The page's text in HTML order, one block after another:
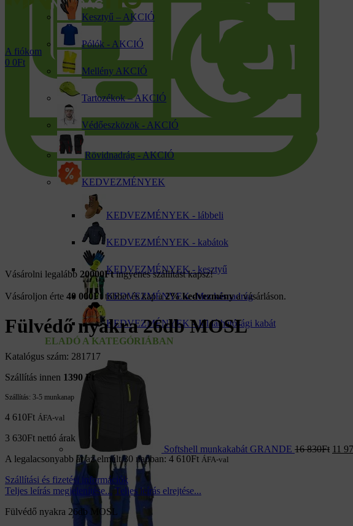
A fiókom
0 0Ft
Kesztyű – AKCIÓ
Pólók - AKCIÓ
Mellény AKCIÓ
Tartozékok – AKCIÓ
Védőeszközök - AKCIÓ
Rövidnadrág - AKCIÓ
KEDVEZMÉNYEK
KEDVEZMÉNYEK - lábbeli
KEDVEZMÉNYEK - kabátok
KEDVEZMÉNYEK - kesztyű
KEDVEZMÉNYEK -Munkásnadrág
KEDVEZMÉNYEK - Jól láthatósági kabát
ELADÓ A KATEGÓRIÁBAN
Softshell munkakabát GRANDE 16 830Ft 11
kattints a kinagyításhoz
Vásárolni legalább 20000Ftingyenes szállítást kapsz!
Vásároljon érte 40 000Ft többet és kap a2% kedvezménya vásárláson.
Fülvédő nyakra 26db MOSL
Katalógus szám: 281717
Szállítás innen 1390 Ft
Szállítás: 3-5 munkanap
4 610Ft ÁFA-val
3 630Ft nettó árak
A legalacsonyabb ár az elmúlt 30 napban: 4 610Ft ÁFA-val
Szállítási és fizetési információk
Teljes leírás megjelenítése... Teljes leírás elrejtése...
Fülvédő nyakra 26db MOSL